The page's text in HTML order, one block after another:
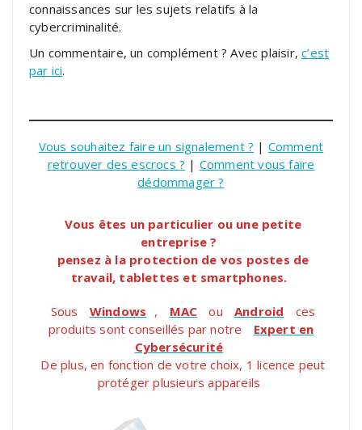
connaissances sur les sujets relatifs à la
cybercriminalité.
Un commentaire, un complément ? Avec plaisir,c’est
par ici.
Vous souhaitez faire un signalement ? | Comment
retrouver des escrocs ? | Comment vous faire
dédommager ?
Vous êtes un particulier ou une petite
entreprise ?
pensez à la protection de vos postes de
travail, tablettes et smartphones.
Sous Windows , MAC ou Android
ces
produits sont conseillés par notre
Expert en
Cybersécurité
De plus, en fonction de votre choix, 1 licence peut
protéger plusieurs appareils